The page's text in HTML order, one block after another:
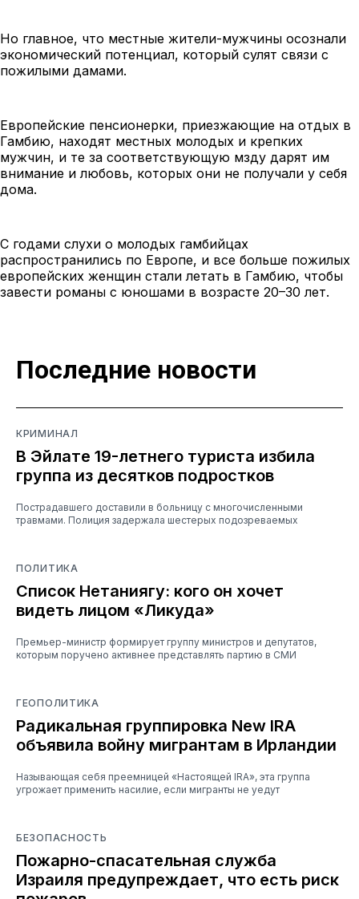
Но главное, что местные жители-мужчины осознали
экономический потенциал, который сулят связи с
пожилыми дамами.
Европейские пенсионерки, приезжающие на отдых в
Гамбию, находят местных молодых и крепких
мужчин, и те за соответствующую мзду дарят им
внимание и любовь, которых они не получали у себя
дома.
С годами слухи о молодых гамбийцах
распространились по Европе, и все больше пожилых
европейских женщин стали летать в Гамбию, чтобы
завести романы с юношами в возрасте 20–30 лет.
Последние новости
КРИМИНАЛ
В Эйлате 19-летнего туриста избила
группа из десятков подростков
Пострадавшего доставили в больницу с многочисленными
травмами. Полиция задержала шестерых подозреваемых
ПОЛИТИКА
Список Нетаниягу: кого он хочет
видеть лицом «Ликуда»
Премьер-министр формирует группу министров и депутатов,
которым поручено активнее представлять партию в СМИ
ГЕОПОЛИТИКА
Радикальная группировка New IRA
объявила войну мигрантам в Ирландии
Называющая себя преемницей «Настоящей IRA», эта группа
угрожает применить насилие, если мигранты не уедут
БЕЗОПАСНОСТЬ
Пожарно-спасательная служба
Израиля предупреждает, что есть риск